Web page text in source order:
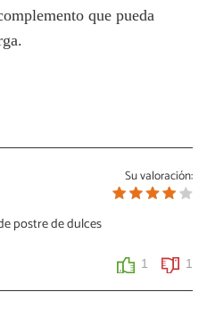
que pueda
Su valoración:
postre de dulces
1 1